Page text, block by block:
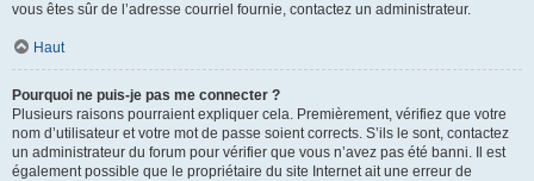
vous êtes sûr de l’adresse courriel fournie, contactez un administrateur.
Haut
Pourquoi ne puis-je pas me connecter ?
Plusieurs raisons pourraient expliquer cela. Premièrement, vérifiez que votre
nom d’utilisateur et votre mot de passe soient corrects. S’ils le sont, contactez
un administrateur du forum pour vérifier que vous n’avez pas été banni. Il est
également possible que le propriétaire du site Internet ait une erreur de